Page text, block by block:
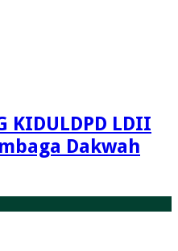
DPD LDII
Dakwah